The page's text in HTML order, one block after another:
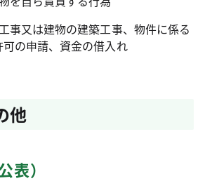
事又は建物の建築工事、物件に係る
の申請、資金の借入れ
他
表）